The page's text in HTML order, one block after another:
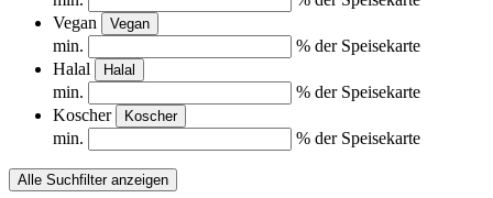
Vegan
Vegan
min.
% der Speisekarte
Halal
Halal
min.
% der Speisekarte
Koscher
Koscher
min. % der Speisekarte
Alle Suchfilter anzeigen